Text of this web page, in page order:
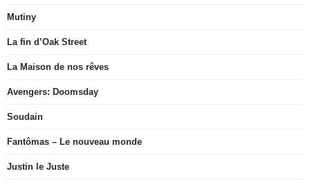
Mutiny
La fin d’Oak Street
La Maison de nos rêves
Avengers: Doomsday
Soudain
Fantômas – Le nouveau monde
Justin le Juste